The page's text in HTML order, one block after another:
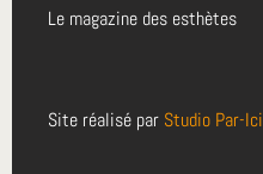
Le magazine des esthètes
Site réalisé par Studio Par-Ici